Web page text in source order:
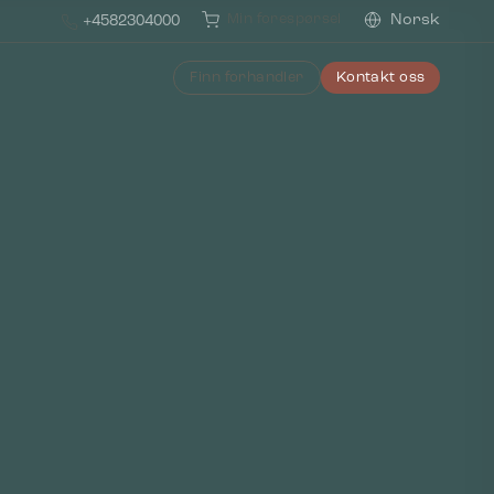
+4582304000 Norsk
Finn forhandler Kontakt oss